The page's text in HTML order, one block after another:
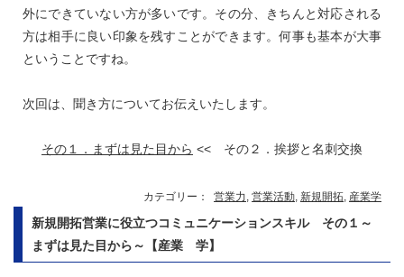
外にできていない方が多いです。その分、きちんと対応される
方は相手に良い印象を残すことができます。何事も基本が大事
ということですね。
次回は、聞き方についてお伝えいたします。
その１．まずは見た目から << その２．挨拶と名刺交換
カテゴリー： 営業力 営業活動 新規開拓 産業学
新規開拓営業に役立つコミュニケーションスキル その１～
まずは見た目から～【産業 学】